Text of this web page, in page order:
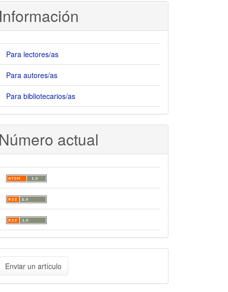
Información
Para lectores/as
Para autores/as
Para bibliotecarios/as
Número actual
Enviar un artículo